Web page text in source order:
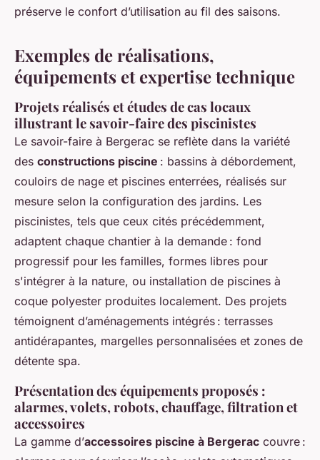
préserve le confort d’utilisation au fil des saisons.
Exemples de réalisations,
équipements et expertise technique
Projets réalisés et études de cas locaux
illustrant le savoir-faire des piscinistes
Le savoir-faire à Bergerac se reflète dans la variété
des constructions piscine : bassins à débordement,
couloirs de nage et piscines enterrées, réalisés sur
mesure selon la configuration des jardins. Les
piscinistes, tels que ceux cités précédemment,
adaptent chaque chantier à la demande : fond
progressif pour les familles, formes libres pour
s'intégrer à la nature, ou installation de piscines à
coque polyester produites localement. Des projets
témoignent d’aménagements intégrés : terrasses
antidérapantes, margelles personnalisées et zones de
détente spa.
Présentation des équipements proposés :
alarmes, volets, robots, chauffage, filtration et
accessoires
La gamme d’accessoires piscine à Bergerac couvre :